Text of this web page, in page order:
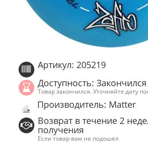
Артикул: 205219
Доступность: Закончился
Товар закончился. Уточняйте дату
Производитель: Matter
Возврат в течение 2
получения
Если товар вам не подошел